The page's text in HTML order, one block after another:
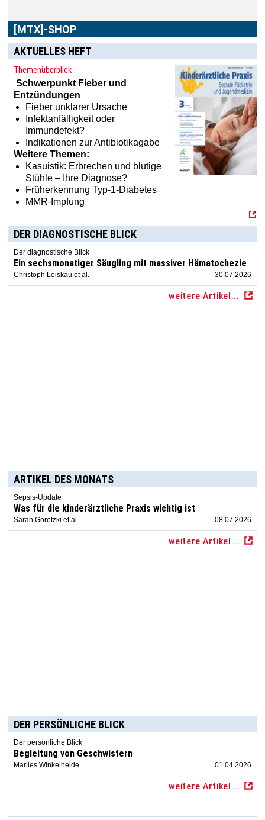
[MTX]-SHOP
AKTUELLES HEFT
Themenüberblick
Schwerpunkt Fieber und
Entzündungen
Fieber unklarer Ursache
Infektanfälligkeit oder
Immundefekt?
Indikationen zur Antibiotikagabe
Weitere Themen:
Kasuistik: Erbrechen und blutige
Stühle – Ihre Diagnose?
Früherkennung Typ-1-Diabetes
MMR-Impfung
DER DIAGNOSTISCHE BLICK
Der diagnostische Blick
Ein sechsmonatiger Säugling mit massiver Hämatochezie
Christoph Leiskau et al. 30.07.2026
weitere Artikel...
ARTIKEL DES MONATS
Sepsis-Update
Was für die kinderärztliche Praxis wichtig ist
Sarah Goretzki et al. 08.07.2026
weitere Artikel...
DER PERSÖNLICHE BLICK
Der persönliche Blick
Begleitung von Geschwistern
Marlies Winkelheide 01.04.2026
weitere Artikel...